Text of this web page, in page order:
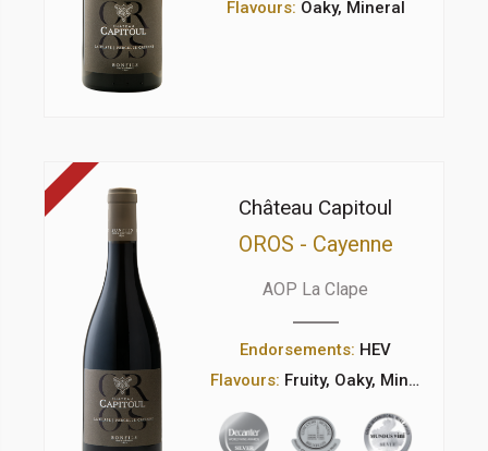
Flavours: Oaky, Mineral
Château Capitoul
OROS - Cayenne
AOP La Clape
Endorsements: HEV
Flavours: Fruity, Oaky, Mineral